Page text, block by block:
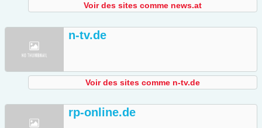
Voir des sites comme news.at
n-tv.de
Voir des sites comme n-tv.de
rp-online.de